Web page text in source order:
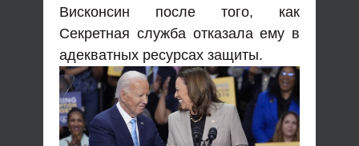
Висконсин после того, как
Секретная служба отказала ему в
адекватных ресурсах защиты.